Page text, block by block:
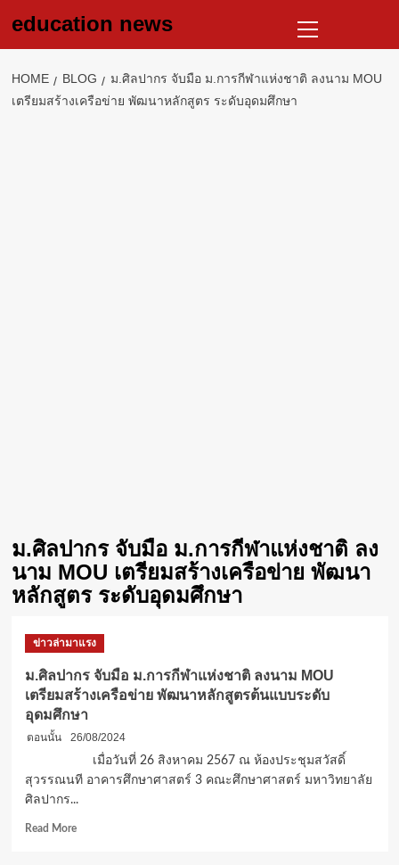
education news
Menu
HOME BLOG
ม.ศิลปากร จับมือ ม.การกีฬาแห่งชาติ ลงนาม MOU
เตรียมสร้างเครือข่าย พัฒนาหลักสูตร ระดับอุดมศึกษา
ม.ศิลปากร จับมือ ม.การกีฬาแห่งชาติ ลง
นาม MOU เตรียมสร้างเครือข่าย พัฒนา
หลักสูตร ระดับอุดมศึกษา
ข่าวล่ามาแรง
ม.ศิลปากร จับมือ ม.การกีฬาแห่งชาติ ลงนาม MOU
เตรียมสร้างเครือข่าย พัฒนาหลักสูตรต้นแบบระดับ
อุดมศึกษา
ตอนนั้น
26/08/2024
เมื่อวันที่ 26 สิงหาคม 2567 ณ ห้องประชุมสวัสดิ์
สุวรรณนที อาคารศึกษาศาสตร์ 3 คณะศึกษาศาสตร์ มหาวิทยาลัย
ศิลปากร...
Read MoreRead